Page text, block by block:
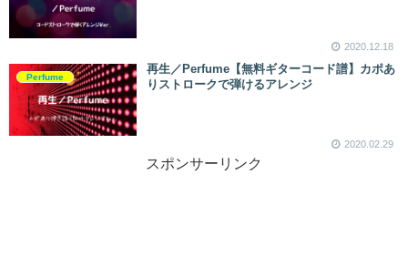
2020.12.18
Perfume
再生／Perfume【無料ギターコード譜】カポあ
りストロークで弾けるアレンジ
2020.02.29
スポンサーリンク